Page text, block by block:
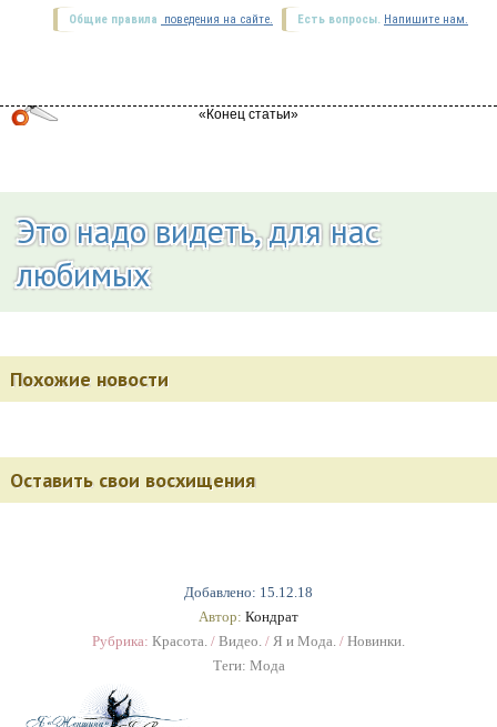
Добавлено: 15.12.18
Автор: Кондрат
Рубрика: Красота. / Видео. / Я и Мода. / Новинки.
Теги: Мода
Есть вопросы. Напишите нам.
Общие правила поведения на сайте.
Это надо видеть, для нас
любимых
Похожие новости
Оставить свои восхищения